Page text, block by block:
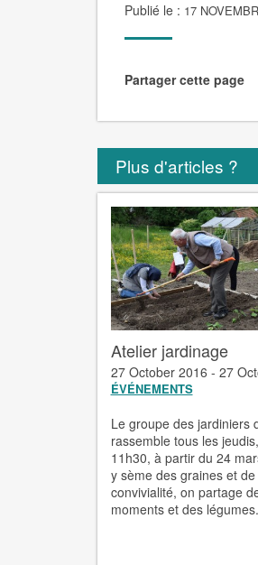
Publié le : 17
Partager cette page
Plus d'articles ?
Atelier jardinage
27 October 2016 - 27
ÉVÉNEMENTS
Le groupe des jardiniers
rassemble tous les
11h30, à partir du 24
y sème des graines et de
convivialité, on partage
moments et des légumes.